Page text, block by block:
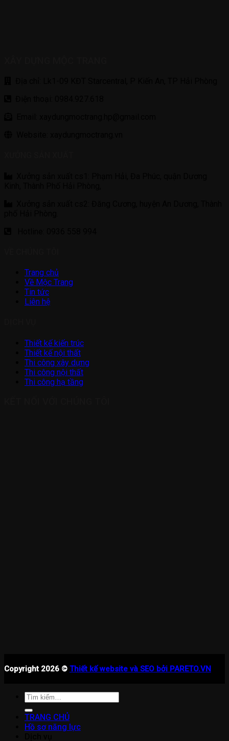
Trang chủ
Về Mộc Trang
Tin tức
Liên hệ
Thiết kế kiến trúc
Thiết kế nội thất
Thi công xây dựng
Thi công nội thất
Thi công hạ tầng
Copyright 2026 © Thiết kế website và SEO bởi PARETO.VN
Tìm
kiếm:
TRANG CHỦ
Hồ sơ năng lực